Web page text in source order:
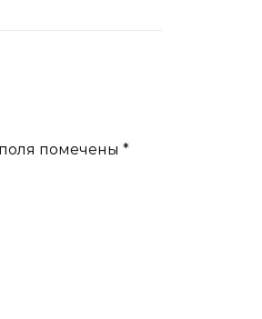
помечены *